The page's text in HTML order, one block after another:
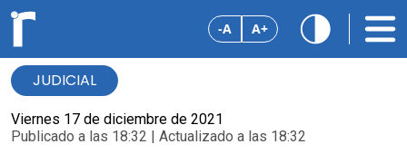
-A A+
JUDICIAL
Viernes 17 de diciembre de 2021
Publicado a las 18:32 | Actualizado a las 18:32